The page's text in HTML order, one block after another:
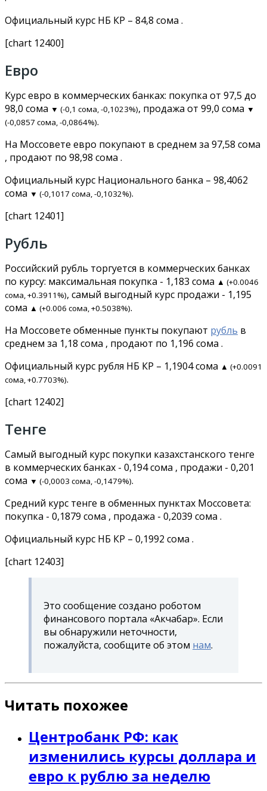
Официальный курс НБ КР – 84,8 сома .
[chart 12400]
Евро
Курс евро в коммерческих банках: покупка от 97,5 до
98,0 сома ▼ (-0,1 сома, -0,1023%), продажа от 99,0 сома ▼
(-0,0857 сома, -0,0864%).
На Моссовете евро покупают в среднем за 97,58 сома
, продают по 98,98 сома .
Официальный курс Национального банка – 98,4062
сома ▼ (-0,1017 сома, -0,1032%).
[chart 12401]
Рубль
Российский рубль торгуется в коммерческих банках
по курсу: максимальная покупка - 1,183 сома ▲ (+0.0046
сома, +0.3911%), самый выгодный курс продажи - 1,195
сома ▲ (+0.006 сома, +0.5038%).
На Моссовете обменные пункты покупают рубль в
среднем за 1,18 сома , продают по 1,196 сома .
Официальный курс рубля НБ КР – 1,1904 сома ▲ (+0.0091
сома, +0.7703%).
[chart 12402]
Тенге
Самый выгодный курс покупки казахстанского тенге
в коммерческих банках - 0,194 сома , продажи - 0,201
сома ▼ (-0,0003 сома, -0,1479%).
Средний курс тенге в обменных пунктах Моссовета:
покупка - 0,1879 сома , продажа - 0,2039 сома .
Официальный курс НБ КР – 0,1992 сома .
[chart 12403]
Это сообщение создано роботом
финансового портала «Акчабар». Если
вы обнаружили неточности,
пожалуйста, сообщите об этом нам.
Читать похожее
Центробанк РФ: как
изменились курсы доллара и
евро к рублю за неделю